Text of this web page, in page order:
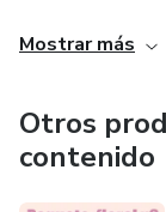
con claridad y sin
A través de mis
ese primer
propio
Mostrar más
Otros
contenido